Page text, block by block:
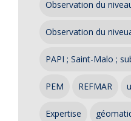
Observation du
Observation du
PAPI ; Saint-Malo ;
PEM REFMAR
Expertise